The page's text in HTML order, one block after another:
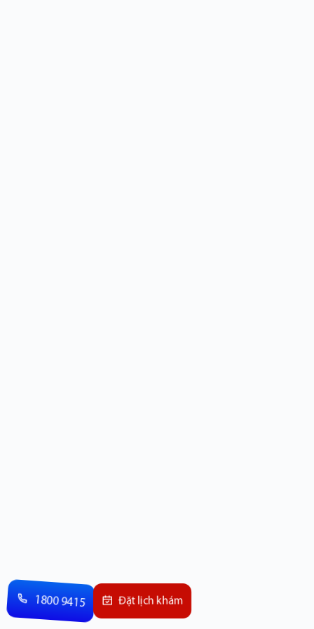
1800 9415 Đặt lịch khám